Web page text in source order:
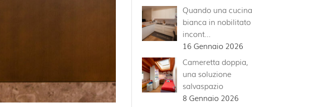
Quando una cucina
bianca in nobilitato
incont…
16 Gennaio 2026
Cameretta doppia,
una soluzione
salvaspazio
8 Gennaio 2026